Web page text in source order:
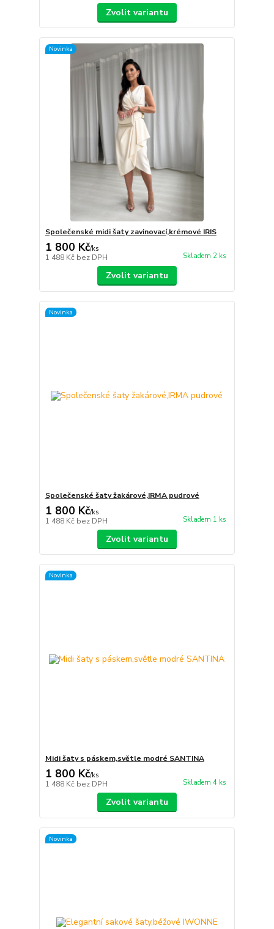
Zvolit variantu
Novinka
Společenské midi šaty zavinovací,krémové IRIS
1 800 Kč/ks
1 488 Kč bez DPH Skladem 2 ks
Zvolit variantu
Novinka
Společenské šaty žakárové,IRMA pudrové
1 800 Kč/ks
1 488 Kč bez DPH Skladem 1 ks
Zvolit variantu
Novinka
Midi šaty s páskem,světle modré SANTINA
1 800 Kč/ks
1 488 Kč bez DPH Skladem 4 ks
Zvolit variantu
Novinka